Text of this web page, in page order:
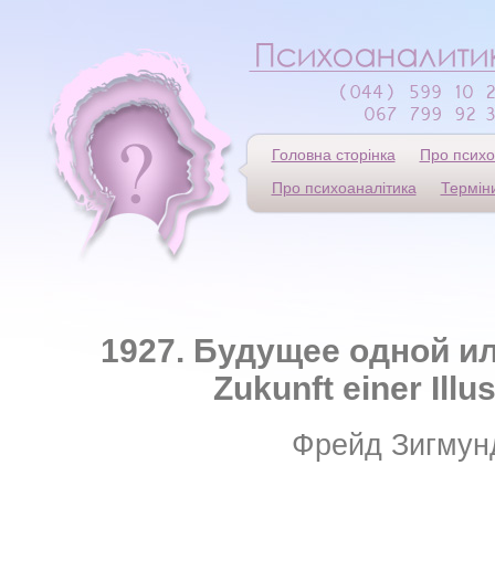
Головна сторінка
Про
Про психоаналітика
1927. Будущее одной
Zukunft einer
Фрейд